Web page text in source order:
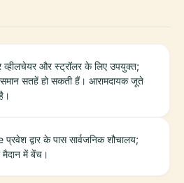
व्हीलचेयर और स्ट्रॉलर के लिए उपयुक्त;
सतहें हो सकती हैं। आरामदायक जूते
द्वार के पास सार्वजनिक शौचालय;
में बेंच।